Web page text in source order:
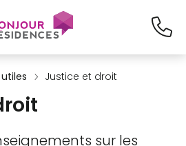
Justice et droit
sur les